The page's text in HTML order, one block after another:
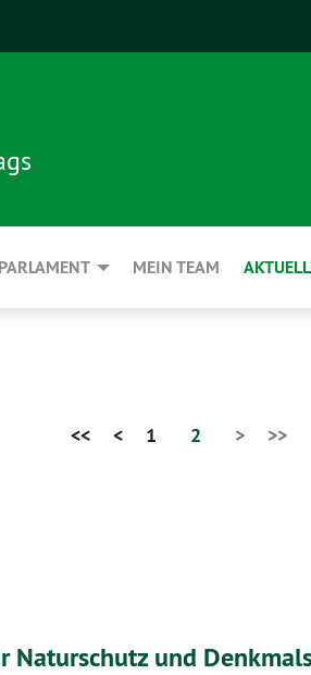
MEIN TEAM
<< < 1 2 > >>
Naturschutz und